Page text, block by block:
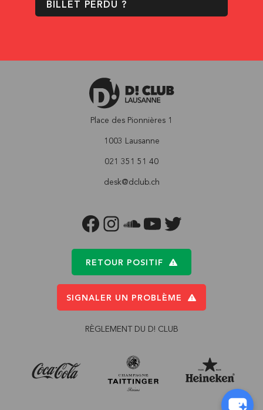
BILLET PERDU ?
Place des Pionnières 1
1003 Lausanne
021 351 51 40
desk@dclub.ch
FACEBOOKINSTAGRAM
SOUNDCLOUD
YOUTUBETWITTER
RETOUR POSITIF
SIGNALER UN PROBLÈME
RÈGLEMENT DU D! CLUB